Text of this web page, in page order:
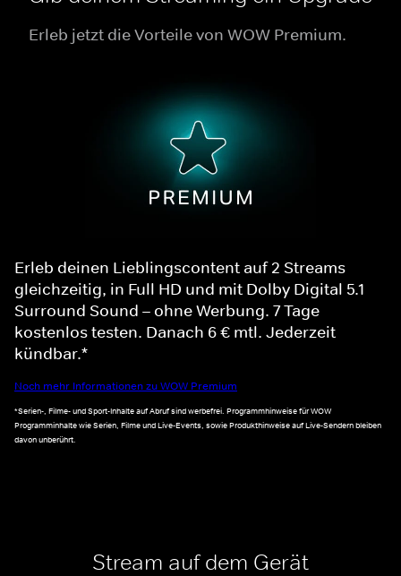
Erleb jetzt die Vorteile von WOW Premium.
Erleb deinen Lieblingscontent auf 2 Streams
gleichzeitig, in Full HD und mit Dolby Digital 5.1
Surround Sound – ohne Werbung. 7 Tage
kostenlos testen. Danach 6 € mtl. Jederzeit
kündbar.*
Noch mehr Informationen zu WOW Premium
*Serien-, Filme- und Sport-Inhalte auf Abruf sind werbefrei. Programmhinweise für WOW
Programminhalte wie Serien, Filme und Live-Events, sowie Produkthinweise auf Live-Sendern bleiben
davon unberührt.
Stream auf dem Gerät